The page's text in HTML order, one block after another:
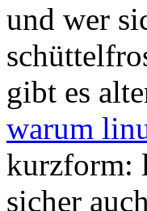
und wer
gibt es
warum
kurzform:
sicher